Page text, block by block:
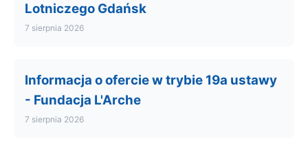
Lotniczego Gdańsk
7 sierpnia 2026
Informacja o ofercie w trybie 19a ustawy
- Fundacja L'Arche
7 sierpnia 2026